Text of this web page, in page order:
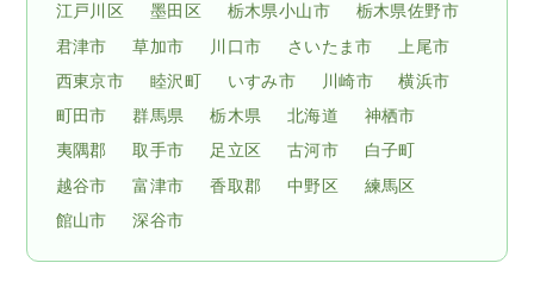
江戸川区
墨田区 栃木県小山市
栃木県佐野市
君津市
草加市 川口市 さいたま市
上尾市
西東京市
睦沢町 いすみ市 川崎市
横浜市
町田市
群馬県 栃木県 北海道
神栖市
夷隅郡
取手市 足立区 古河市
白子町
越谷市
富津市 香取郡 中野区
練馬区
館山市
深谷市